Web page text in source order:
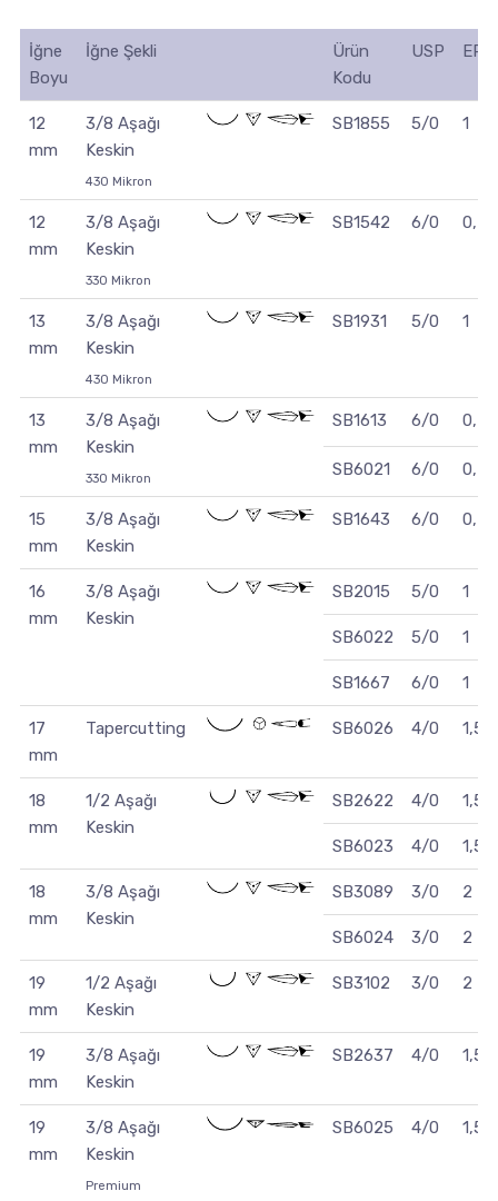
İğne
Boyu
İğne Şekli
Ürün
Kodu
USP EP
12
mm
3/8 Aşağı
Keskin
430 Mikron
SB1855 5/0 1
12
mm
3/8 Aşağı
Keskin
330 Mikron
SB1542 6/0 0,7
13
mm
3/8 Aşağı
Keskin
430 Mikron
SB1931 5/0 1
13
mm
3/8 Aşağı
Keskin
330 Mikron
SB1613 6/0 0,7
SB6021 6/0 0,7
15
mm
3/8 Aşağı
Keskin
SB1643 6/0 0,7
16
mm
3/8 Aşağı
Keskin
SB2015 5/0 1
SB6022 5/0 1
SB1667 6/0 1
17
mm
Tapercutting SB6026 4/0 1,5
18
mm
1/2 Aşağı
Keskin
SB2622 4/0 1,5
SB6023 4/0 1,5
18
mm
3/8 Aşağı
Keskin
SB3089 3/0 2
SB6024 3/0 2
19
mm
1/2 Aşağı
Keskin
SB3102 3/0 2
19
mm
3/8 Aşağı
Keskin
SB2637 4/0 1,5
19
mm
3/8 Aşağı
Keskin
Premium
SB6025 4/0 1,5